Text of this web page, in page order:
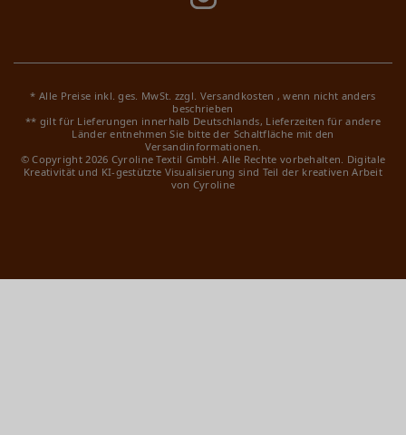
* Alle Preise inkl. ges. MwSt. zzgl. Versandkosten , wenn nicht anders
beschrieben
** gilt für Lieferungen innerhalb Deutschlands, Lieferzeiten für andere
Länder entnehmen Sie bitte der Schaltfläche mit den
Versandinformationen.
© Copyright 2026 Cyroline Textil GmbH. Alle Rechte vorbehalten. Digitale
Kreativität und KI-gestützte Visualisierung sind Teil der kreativen Arbeit
von Cyroline